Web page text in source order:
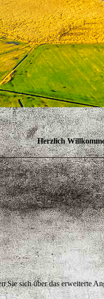
Herzlich
Sie sich über das erweiterte